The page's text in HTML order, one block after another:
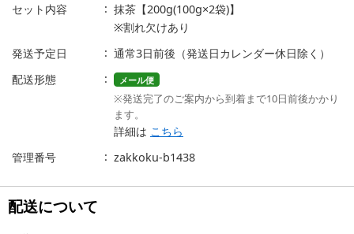
セット内容
抹茶【200g(100g×2袋)】
※割れ欠けあり
発送予定日
通常3日前後（発送日カレンダー休日除く）
配送形態
メール便
※発送完了のご案内から到着まで10日前後かかり
ます。
詳細は こちら
管理番号
zakkoku-b1438
配送について